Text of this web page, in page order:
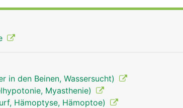
in den Beinen, Wassersucht)
Myasthenie)
Hämoptyse, Hämoptoe)